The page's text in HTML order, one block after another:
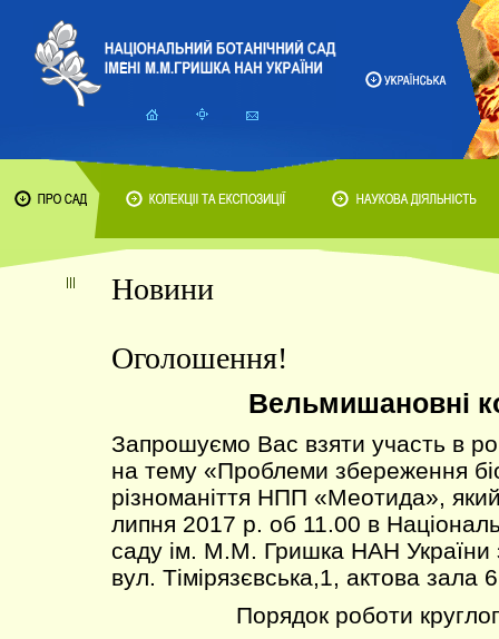
Новини
Оголошення!
Вельмишановні
Запрошуємо Вас взяти участь в
на тему «Проблеми збереження
різноманіття НПП «Меотида»,
липня 2017 р. об 11.00 в
саду ім. М.М. Гришка НАН України
вул. Тімірязєвська,1, актова зала
Порядок роботи